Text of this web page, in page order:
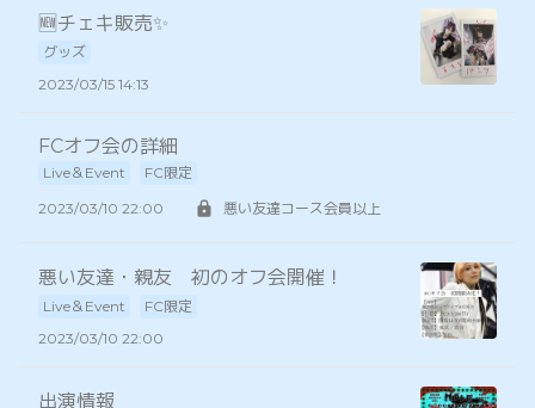
🆕チェキ販売✨
グッズ
2023/03/15 14:13
FCオフ会の詳細
Live＆Event
FC限定
2023/03/10 22:00
悪い友達コース会員以上
悪い友達・親友 初のオフ会開催！
Live＆Event
FC限定
2023/03/10 22:00
出演情報